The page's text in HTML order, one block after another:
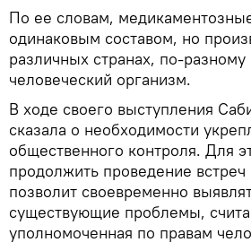
По ее словам,
одинаковым составом, но
различных странах, по-разному
человеческий организм.
В ходе своего выступления
сказала о необходимости
общественного контроля. Для
продолжить проведение
позволит своевременно
существующие проблемы,
уполномоченная по правам